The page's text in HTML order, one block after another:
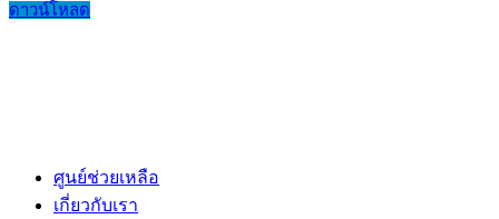
ดาวน์โหลด
ศูนย์ช่วยเหลือ
เกี่ยวกับเรา